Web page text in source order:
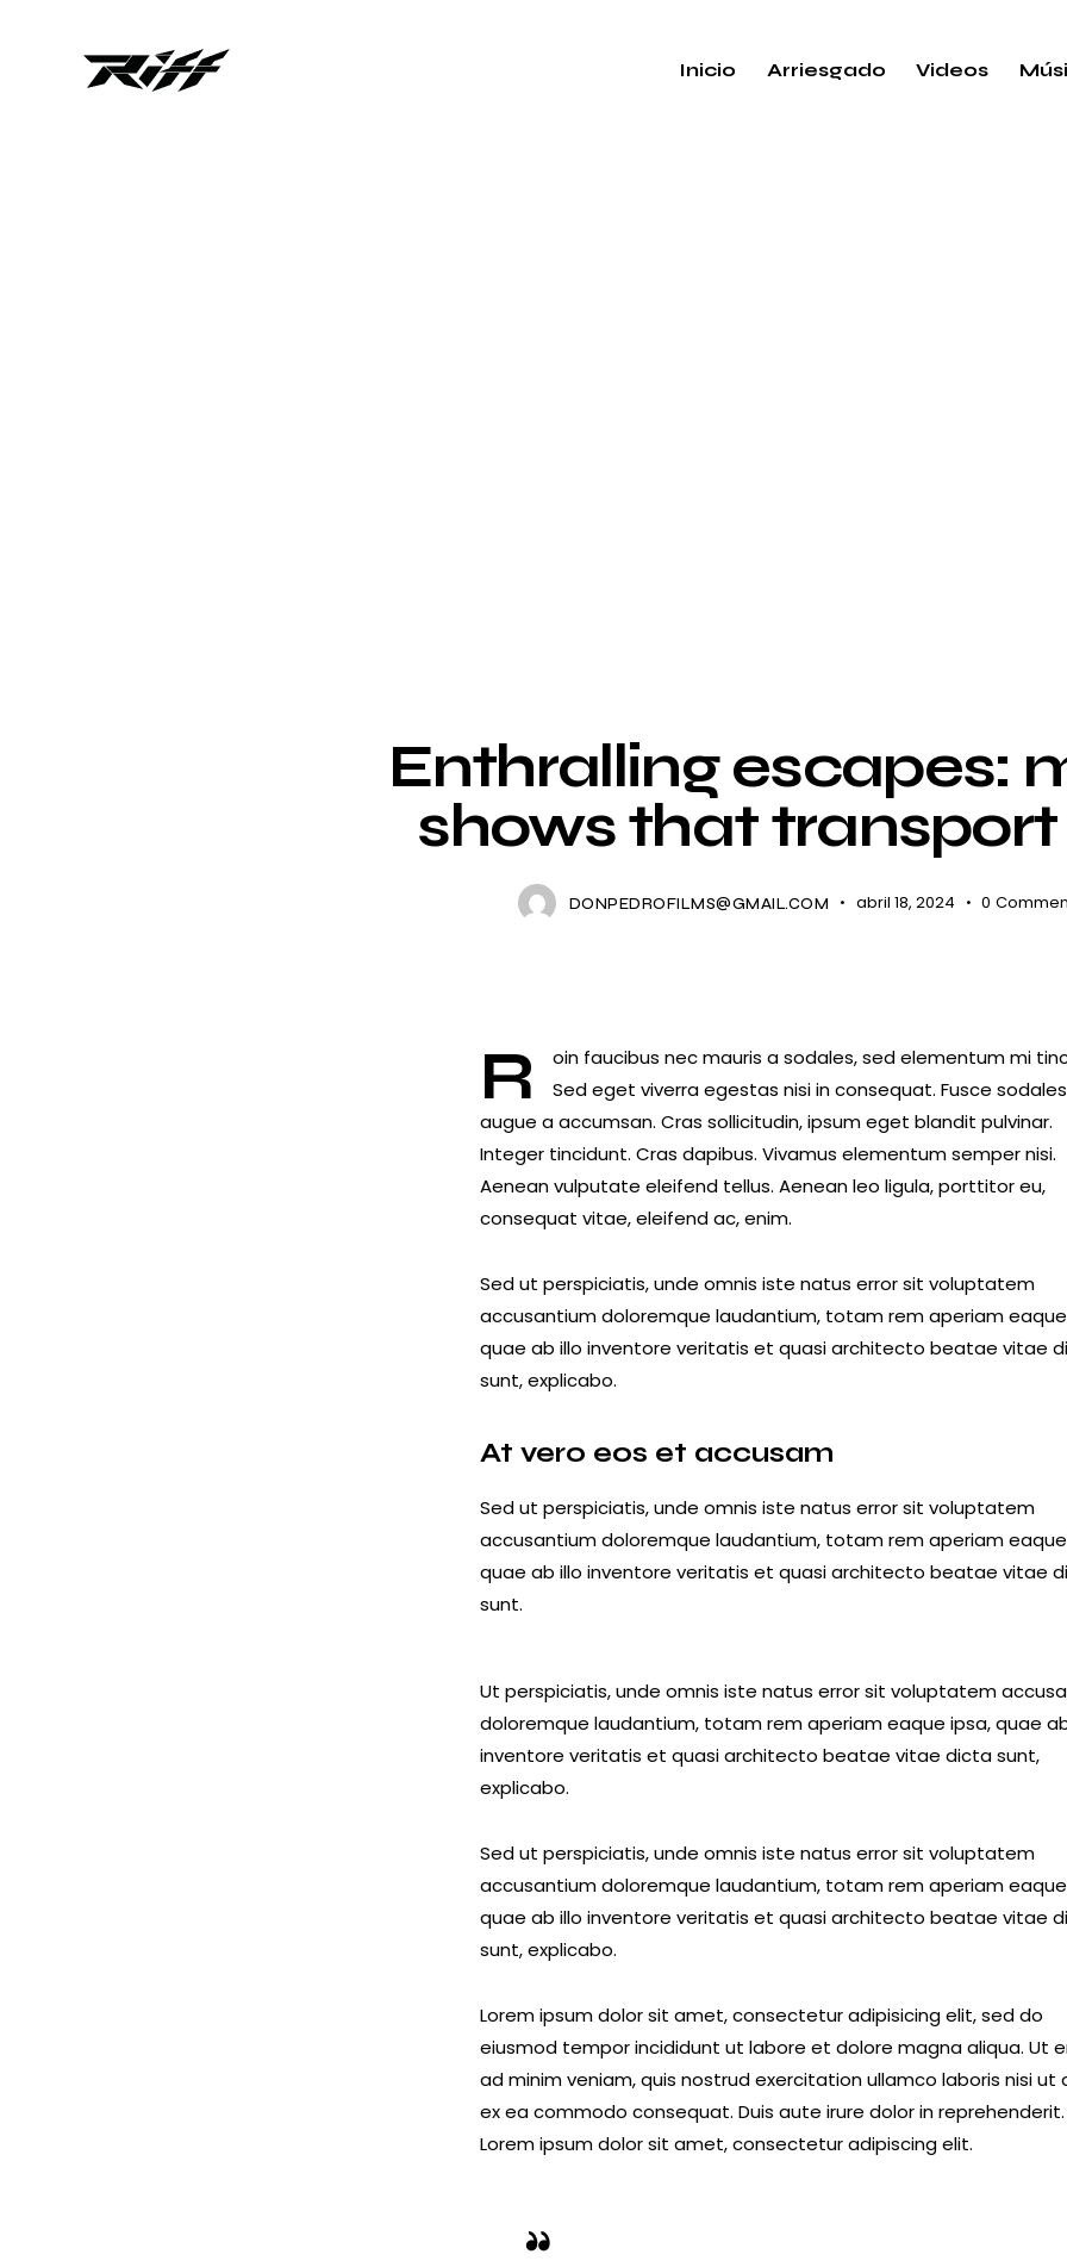
Inicio Arriesgado Videos
Enthralling escapes:
shows that transport
DONPEDROFILMS@GMAIL.COM abril 18, 2024 0
R
oin faucibus nec mauris a sodales, sed elementum mi
Sed eget viverra egestas nisi in consequat. Fusce sodales
augue a accumsan. Cras sollicitudin, ipsum eget blandit pulvinar.
Integer tincidunt. Cras dapibus. Vivamus elementum semper nisi.
Aenean vulputate eleifend tellus. Aenean leo ligula, porttitor eu,
consequat vitae, eleifend ac, enim.
Sed ut perspiciatis, unde omnis iste natus error sit voluptatem
accusantium doloremque laudantium, totam rem aperiam
quae ab illo inventore veritatis et quasi architecto beatae vitae
sunt, explicabo.
At vero eos et accusam
Sed ut perspiciatis, unde omnis iste natus error sit voluptatem
accusantium doloremque laudantium, totam rem aperiam
quae ab illo inventore veritatis et quasi architecto beatae vitae
sunt.
Ut perspiciatis, unde omnis iste natus error sit voluptatem
doloremque laudantium, totam rem aperiam eaque ipsa, quae
inventore veritatis et quasi architecto beatae vitae dicta sunt,
explicabo.
Sed ut perspiciatis, unde omnis iste natus error sit voluptatem
accusantium doloremque laudantium, totam rem aperiam
quae ab illo inventore veritatis et quasi architecto beatae vitae
sunt, explicabo.
Lorem ipsum dolor sit amet, consectetur adipisicing elit, sed do
eiusmod tempor incididunt ut labore et dolore magna aliqua. Ut
ad minim veniam, quis nostrud exercitation ullamco laboris nisi ut
ex ea commodo consequat. Duis aute irure dolor in reprehenderit.
Lorem ipsum dolor sit amet, consectetur adipiscing elit.